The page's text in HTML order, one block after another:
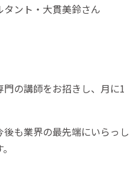
ント・大貫美鈴さん
の講師をお招きし、月に1
も業界の最先端にいらっし
。